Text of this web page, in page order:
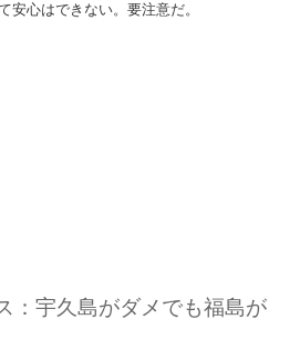
安心はできない。要注意だ。
：宇久島がダメでも福島が